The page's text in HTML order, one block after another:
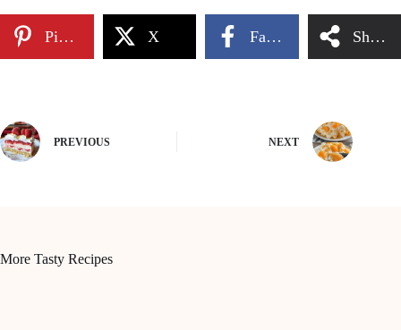
Pinterest X Facebook Share
PREVIOUS NEXT
More Tasty Recipes